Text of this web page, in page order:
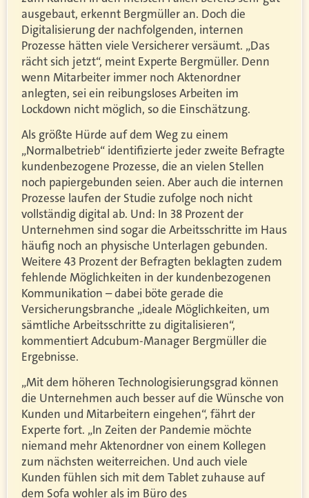
ausgebaut, erkennt Bergmüller an. Doch die
Digitalisierung der nachfolgenden, internen
Prozesse hätten viele Versicherer versäumt. „Das
rächt sich jetzt“, meint Experte Bergmüller. Denn
wenn Mitarbeiter immer noch Aktenordner
anlegten, sei ein reibungsloses Arbeiten im
Lockdown nicht möglich, so die Einschätzung.
Als größte Hürde auf dem Weg zu einem
„Normalbetrieb“ identifizierte jeder zweite Befragte
kundenbezogene Prozesse, die an vielen Stellen
noch papiergebunden seien. Aber auch die internen
Prozesse laufen der Studie zufolge noch nicht
vollständig digital ab. Und: In 38 Prozent der
Unternehmen sind sogar die Arbeitsschritte im Haus
häufig noch an physische Unterlagen gebunden.
Weitere 43 Prozent der Befragten beklagten zudem
fehlende Möglichkeiten in der kundenbezogenen
Kommunikation – dabei böte gerade die
Versicherungsbranche „ideale Möglichkeiten, um
sämtliche Arbeitsschritte zu digitalisieren“,
kommentiert Adcubum-Manager Bergmüller die
Ergebnisse.
„Mit dem höheren Technologisierungsgrad können
die Unternehmen auch besser auf die Wünsche von
Kunden und Mitarbeitern eingehen“, fährt der
Experte fort. „In Zeiten der Pandemie möchte
niemand mehr Aktenordner von einem Kollegen
zum nächsten weiterreichen. Und auch viele
Kunden fühlen sich mit dem Tablet zuhause auf
dem Sofa wohler als im Büro des